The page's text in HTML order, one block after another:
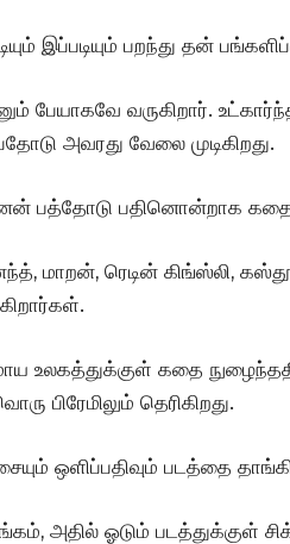
இப்படியும் பறந்து தன்
பேயாகவே வருகிறார்.
அவரது வேலை முடிகிறது.
பத்தோடு பதினொன்றாக
மாறன், ரெடின் கிங்ஸ்லி,
உலகத்துக்குள் கதை
பிரேமிலும் தெரிகிறது.
ஒளிப்பதிவும் படத்தை
அதில் ஓடும் படத்துக்குள்